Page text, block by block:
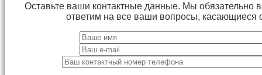
Оставьте ваши контактные данные. Мы обязательно
ответим на все ваши вопросы, касающиеся